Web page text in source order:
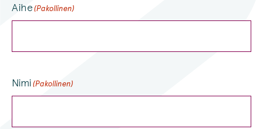
Aihe (Pakollinen)
Nimi (Pakollinen)